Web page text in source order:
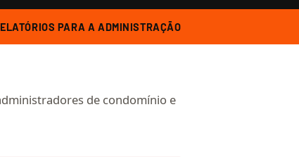
PARA A ADMINISTRAÇÃO
de condomínio e